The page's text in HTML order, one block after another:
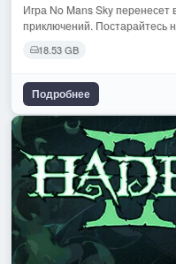
Игра No Mans Sky перенесет
приключений. Постарайтесь
18.53 GB
Подробнее